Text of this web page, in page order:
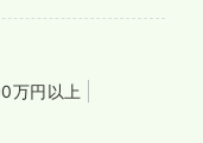
万円以上